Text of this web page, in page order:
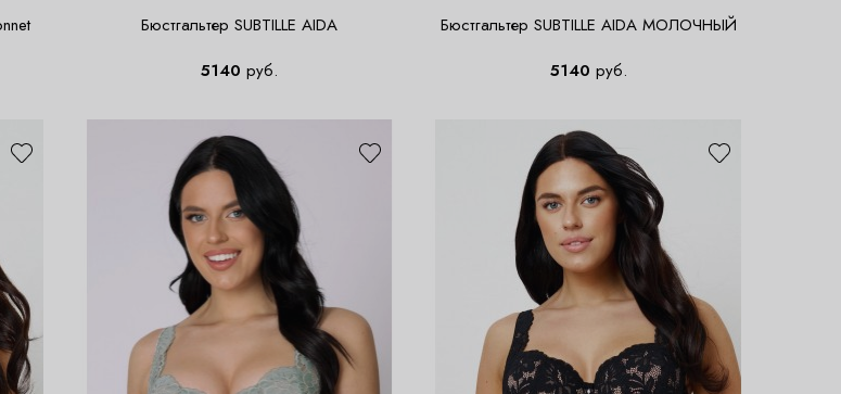
Бюстгальтер SUBTILLE AIDA
5140 руб.
Бюстгальтер SUBTILLE AIDA МОЛОЧНЫЙ
5140 руб.